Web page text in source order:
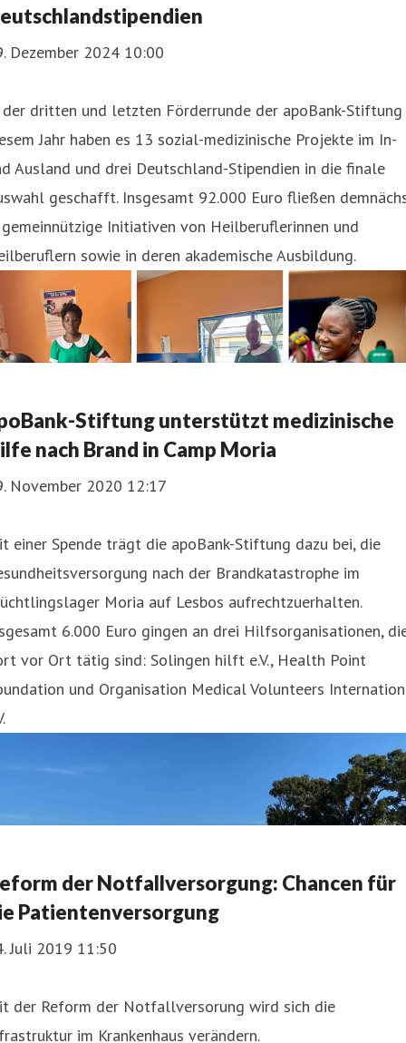
Dezember 2024 10:00
dritten und letzten Förderrunde der apoBank-Stiftung
Jahr haben es 13 sozial-medizinische Projekte im In-
Ausland und drei Deutschland-Stipendien in die finale
geschafft. Insgesamt 92.000 Euro fließen
Initiativen von Heilberuflerinnen und
sowie in deren akademische Ausbildung.
Stiftung unterstützt medizinische
nach Brand in Camp Moria
November 2020 12:17
einer Spende trägt die apoBank-Stiftung dazu bei, die
nach der Brandkatastrophe im
Moria auf Lesbos aufrechtzuerhalten.
6.000 Euro gingen an drei Hilfsorganisationen,
vor Ort tätig sind: Solingen hilft e.V., Health Point
und Organisation Medical Volunteers
der Notfallversorgung: Chancen für
Patientenversorgung
Juli 2019 11:50
der Reform der Notfallversorung wird sich die
im Krankenhaus verändern.